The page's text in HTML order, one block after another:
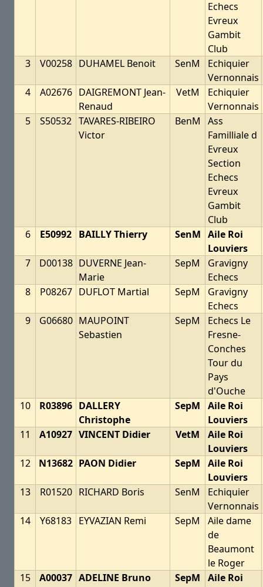
Echecs
Evreux
Gambit
Club
3
V00258 DUHAMEL Benoit SenM
Echiquier
Vernonnais
4
A02676 DAIGREMONT Jean-
Renaud
VetM
Echiquier
Vernonnais
5
S50532 TAVARES-RIBEIRO
Victor
BenM
Ass
Familliale d
Evreux
Section
Echecs
Evreux
Gambit
Club
6
E50992 BAILLY Thierry SenM Aile Roi
Louviers
7
D00138 DUVERNE Jean-
Marie
SepM
Gravigny
Echecs
8
P08267 DUFLOT Martial SepM
Gravigny
Echecs
9
G06680 MAUPOINT
Sebastien
SepM
Echecs Le
Fresne-
Conches
Tour du
Pays
d'Ouche
10
R03896 DALLERY
Christophe
SepM
Aile Roi
Louviers
11
A10927 VINCENT Didier VetM
Aile Roi
Louviers
12
N13682 PAON Didier SepM
Aile Roi
Louviers
13
R01520 RICHARD Boris SenM
Echiquier
Vernonnais
14
Y68183 EYVAZIAN Remi SepM
Aile dame
de
Beaumont
le Roger
15
A00037 ADELINE Bruno SepM
Aile Roi